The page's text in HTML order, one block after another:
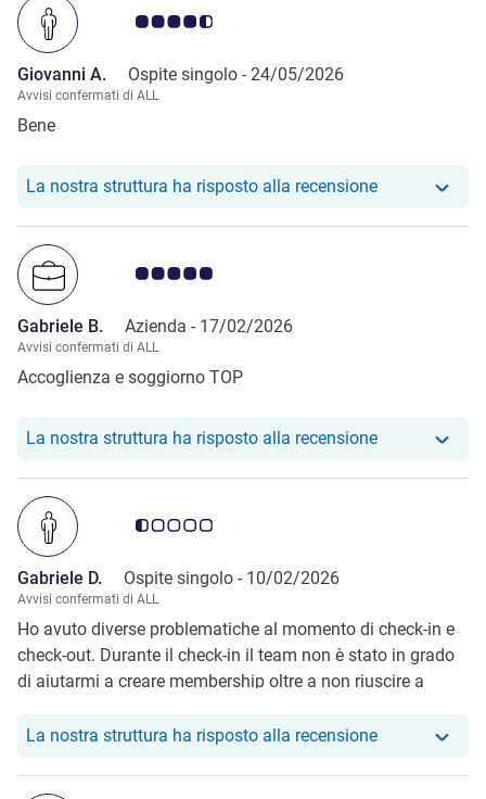
Giudizio clienti 4.5/5
Giovanni A. Ospite singolo - 24/05/2026
Avvisi confermati di ALL
Bene
La nostra struttura ha risposto alla recensioneIl nostro hotel
Giudizio clienti 5.0/5
Gabriele B. Azienda - 17/02/2026
Avvisi confermati di ALL
Accoglienza e soggiorno TOP
La nostra struttura ha risposto alla recensioneIl nostro hotel
Giudizio clienti 0.5/5
Gabriele D. Ospite singolo - 10/02/2026
Avvisi confermati di ALL
Ho avuto diverse problematiche al momento di check-in e
check-out. Durante il check-in il team non è stato in grado
di aiutarmi a creare membership oltre a non riuscire a
il team è stato lento e poco collaborativo.
La nostra struttura ha risposto alla recensioneIl nostro hotel